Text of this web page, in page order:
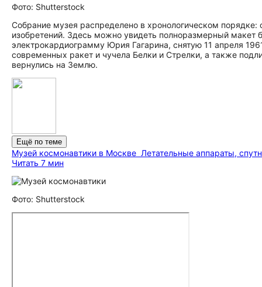
Фото: Shutterstock
Собрание музея распределено в хронологическом
изобретений. Здесь можно увидеть полноразмерный макет
электрокардиограмму Юрия Гагарина, снятую 11 апреля
современных ракет и чучела Белки и Стрелки, а также
вернулись на Землю.
Ещё по теме
Музей космонавтики в Москве Летательные аппараты,
Читать 7 мин
Фото: Shutterstock